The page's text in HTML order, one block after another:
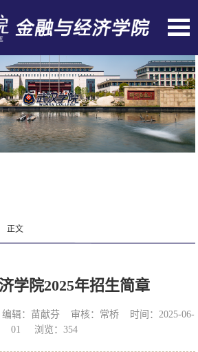
正文
学院2025年招生简章
辑：苗献芬 审核：常桥 时间：2025-06-
01 浏览： 354